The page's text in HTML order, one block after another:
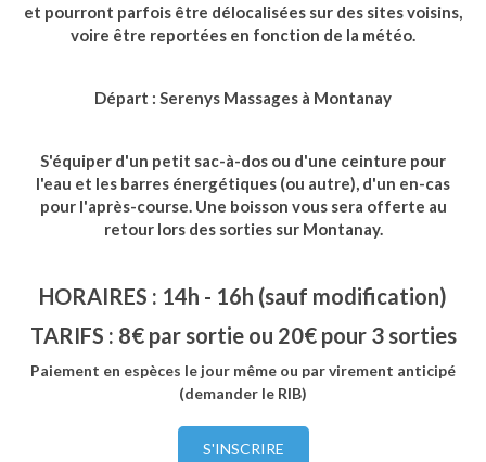
et pourront parfois être délocalisées sur des sites voisins,
voire être reportées en fonction de la météo.
Départ : Serenys Massages à Montanay
S'équiper d'un petit sac-à-dos ou d'une ceinture pour
l'eau et les barres énergétiques (ou autre), d'un en-cas
pour l'après-course. Une boisson vous sera offerte au
retour lors des sorties sur Montanay.
HORAIRES : 14h - 16h (sauf modification)
TARIFS : 8€ par sortie ou 20€ pour 3 sorties
Paiement en espèces le jour même ou par virement anticipé
(demander le RIB)
S'INSCRIRE